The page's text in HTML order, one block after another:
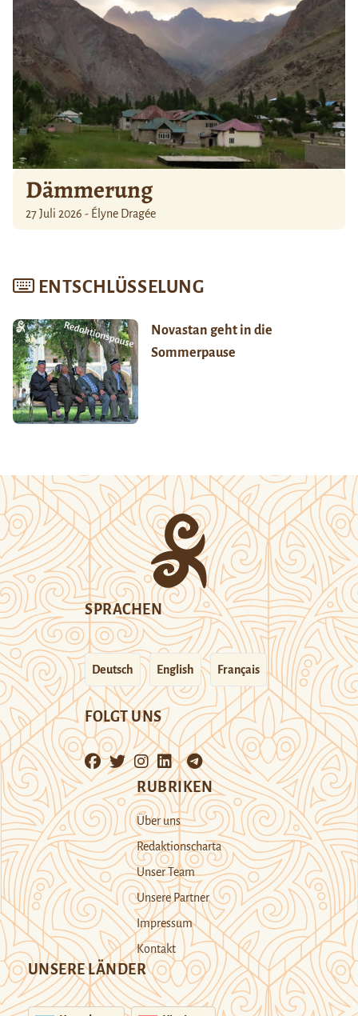
Dämmerung
27 Juli 2026 - Élyne Dragée
ENTSCHLÜSSELUNG
Novastan geht in die
Sommerpause
SPRACHEN
Deutsch English Français
FOLGT UNS
RUBRIKEN
Über uns
Redaktionscharta
Unser Team
Unsere Partner
Impressum
Kontakt
UNSERE LÄNDER